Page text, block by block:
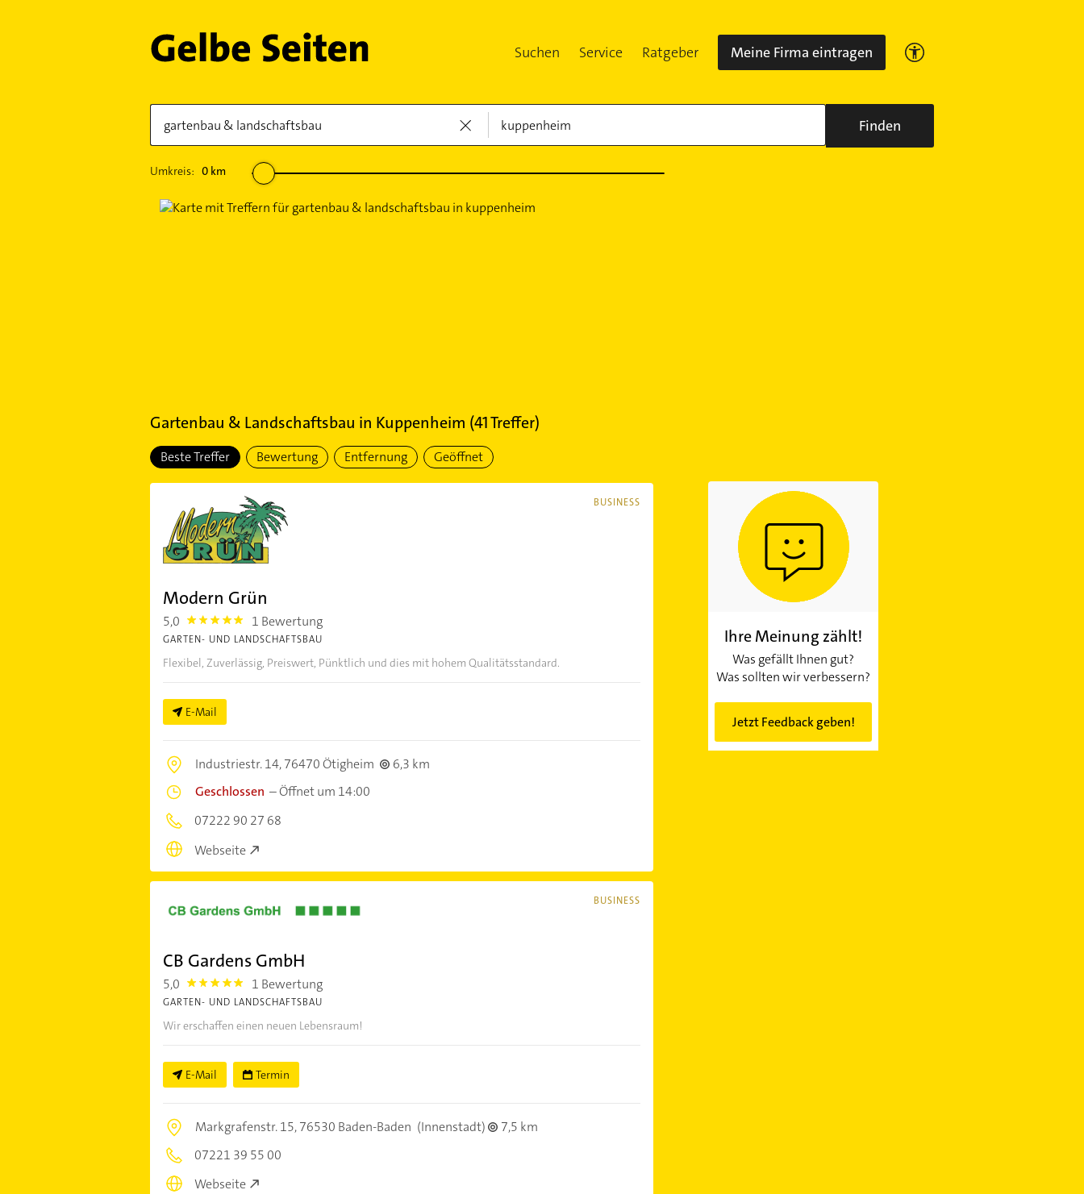
Suchen Service Ratgeber Meine Firma eintragen
Finden
Umkreis: 0km
Gartenbau & Landschaftsbau in Kuppenheim (41Treffer)
Beste Treffer Bewertung Entfernung Geöffnet
BUSINESS
Modern Grün
5,0 5.0 1 Bewertung
GARTEN- UND LANDSCHAFTSBAU
Flexibel, Zuverlässig, Preiswert, Pünktlich und dies mit hohem Qualitätsstandard.
E-Mail
Industriestr. 14,76470 Ötigheim
6,3 km
Geschlossen –Öffnet um 14:00
07222 90 27 68
Webseite
BUSINESS
CB Gardens GmbH
5,0 5.0 1 Bewertung
GARTEN- UND LANDSCHAFTSBAU
Wir erschaffen einen neuen Lebensraum!
E-Mail Termin
Markgrafenstr. 15,76530 Baden-Baden (Innenstadt)
7,5 km
07221 39 55 00
Webseite
Ihre Meinung zählt!
Was gefällt Ihnen gut?
Was sollten wir verbessern?
Jetzt Feedback geben!